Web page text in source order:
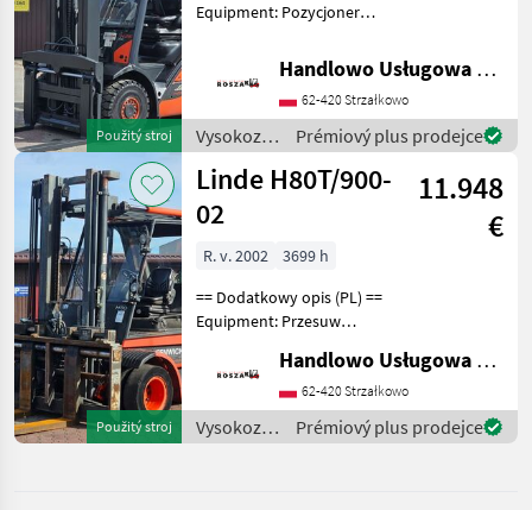
Použitý stroj
Equipment: Pozycjoner
wideł Additional info: Stan:
Bardzo dobry, Możliwość
UDT Palivo:
Handlowo Usługowa Alanex Alan Roszak
62-420 Strzałkowo
Vysokozdvižné
vozíky a
skladová
technika /
Linde
Prémiový plus prodejce
Použitý stroj
Linde H80T/900-
02
11.948
€
R. v. 2002
3699 h
== Dodatkowy opis (PL) ==
Equipment: Przesuw
Pełna kabina Palivo: plyn,
typ stožiara: Štandard
Vysokozdvižné vozíky a
skladová techni
Handlowo Usługowa Alanex Alan Roszak
62-420 Strzałkowo
Vysokozdvižné
vozíky a
Prémiový plus prodejce